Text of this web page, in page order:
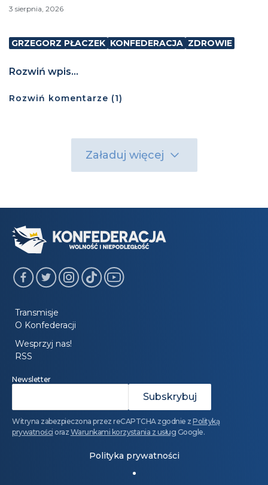
3 sierpnia, 2026
GRZEGORZ PŁACZEK KONFEDERACJA ZDROWIE
Rozwiń wpis...
Rozwiń komentarze (1)
Załaduj więcej
Transmisje
O Konfederacji
Wesprzyj nas!
RSS
Newsletter
Witryna zabezpieczona przez reCAPTCHA zgodnie z Polityką
prywatności oraz Warunkami korzystania z usług Google.
Polityka prywatności